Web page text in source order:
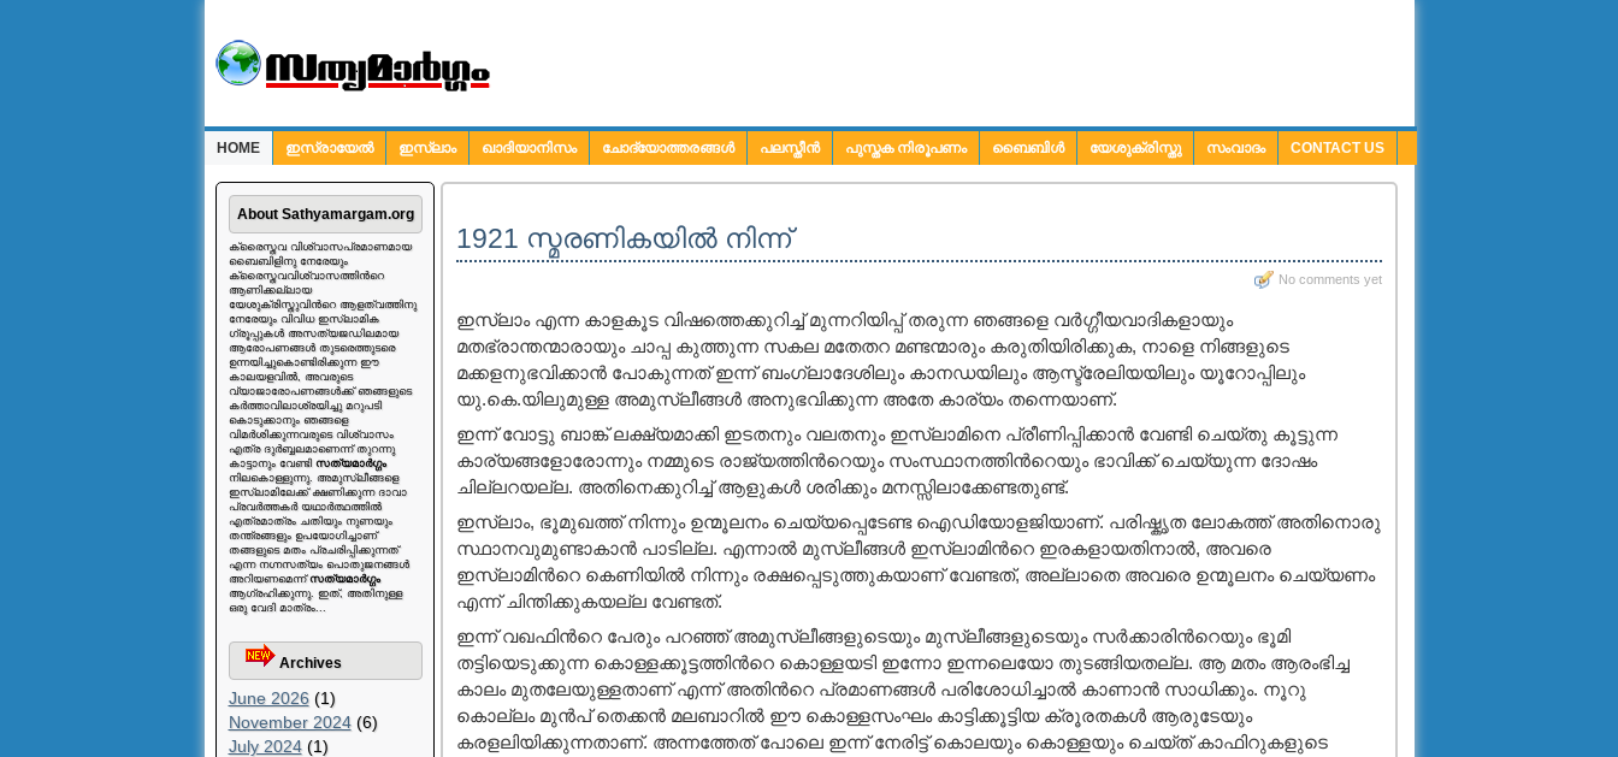
HOME ഇസ്രായേല്‍ ഇസ്ലാം ഖാദിയാനിസം ചോദ്യോത്തരങ്ങള്‍ പലസ്തീന്‍ പുസ്തക നിരൂപണം ബൈബിള്‍ യേശുക്രിസ്തു സംവാദം
CONTACT US
ചോദ്യങ്ങള്‍
About Sathyamargam.org
ക്രൈസ്തവ വിശ്വാസപ്രമാണമായ
ബൈബിളിനു നേരേയും
ക്രൈസ്തവവിശ്വാസത്തിന്‍റെ
ആണിക്കല്ലായ
യേശുക്രിസ്തുവിന്‍റെ ആളത്വത്തിനു
നേരേയും വിവിധ ഇസ്ലാമിക
ഗ്രൂപ്പുകള്‍ അസത്യജഡിലമായ
ആരോപണങ്ങള്‍ തുടരെത്തുടരെ
ഉന്നയിച്ചുകൊണ്ടിരിക്കുന്ന ഈ
കാലയളവില്‍, അവരുടെ
വ്യാജാരോപണങ്ങള്‍ക്ക് ഞങ്ങളുടെ
കര്‍ത്താവിലാശ്രയിച്ചു മറുപടി
കൊടുക്കാനും ഞങ്ങളെ
വിമര്‍ശിക്കുന്നവരുടെ വിശ്വാസം
എത്ര ദുര്‍ബ്ബലമാണെന്ന് തുറന്നു
കാട്ടാനും വേണ്ടി സത്യമാര്‍ഗ്ഗം
നിലകൊള്ളുന്നു. അമുസ്ലീങ്ങളെ
ഇസ്ലാമിലേക്ക് ക്ഷണിക്കുന്ന ദാവാ
പ്രവര്‍ത്തകര്‍ യഥാര്‍ത്ഥത്തില്‍
എത്രമാത്രം ചതിയും നുണയും
തന്ത്രങ്ങളും ഉപയോഗിച്ചാണ്
തങ്ങളുടെ മതം പ്രചരിപ്പിക്കുന്നത്
എന്ന നഗ്നസത്യം പൊതുജനങ്ങള്‍
അറിയണമെന്ന്സത്യമാര്‍ഗ്ഗം
ആഗ്രഹിക്കുന്നു. ഇത്, അതിനുള്ള
ഒരു വേദി മാത്രം...
Archives
June 2026(1)
November 2024(6)
July 2024(1)
1921 സ്മരണികയില്‍ നിന്ന്
No comments yet
ഇസ്ലാം എന്ന കാളകൂട വിഷത്തെക്കുറിച്ച് മുന്നറിയിപ്പ് തരുന്ന ഞങ്ങളെ വർഗ്ഗീയവാദികളായും
മതഭ്രാന്തന്മാരായും ചാപ്പ കുത്തുന്ന സകല മതേതറ മണ്ടന്മാരും കരുതിയിരിക്കുക, നാളെ നിങ്ങളുടെ
മക്കളനുഭവിക്കാൻ പോകുന്നത് ഇന്ന് ബംഗ്ലാദേശിലും കാനഡയിലും ആസ്ട്രേലിയയിലും യൂറോപ്പിലും
യു.കെ.യിലുമുള്ള അമുസ്ലീങ്ങള്‍ അനുഭവിക്കുന്ന അതേ കാര്യം തന്നെയാണ്.
ഇന്ന് വോട്ടു ബാങ്ക് ലക്ഷ്യമാക്കി ഇടതനും വലതനും ഇസ്ലാമിനെ പ്രീണിപ്പിക്കാന്‍ വേണ്ടി ചെയ്തു കൂട്ടുന്ന
കാര്യങ്ങളോരോന്നും നമ്മുടെ രാജ്യത്തിന്‍റെയും സംസ്ഥാനത്തിന്‍റെയും ഭാവിക്ക് ചെയ്യുന്ന ദോഷം
ചില്ലറയല്ല. അതിനെക്കുറിച്ച് ആളുകള്‍ ശരിക്കും മനസ്സിലാക്കേണ്ടതുണ്ട്.
ഇസ്ലാം, ഭൂമുഖത്ത് നിന്നും ഉന്മൂലനം ചെയ്യപ്പെടേണ്ട ഐഡിയോളജിയാണ്. പരിഷ്കൃത ലോകത്ത് അതിനൊരു
സ്ഥാനവുമുണ്ടാകാൻ പാടില്ല. എന്നാല്‍ മുസ്ലീങ്ങള്‍ ഇസ്ലാമിന്‍റെ ഇരകളായതിനാല്‍, അവരെ
ഇസ്ലാമിന്‍റെ കെണിയില്‍ നിന്നും രക്ഷപ്പെടുത്തുകയാണ് വേണ്ടത്, അല്ലാതെ അവരെ ഉന്മൂലനം ചെയ്യണം
എന്ന് ചിന്തിക്കുകയല്ല വേണ്ടത്.
ഇന്ന് വഖഫിന്‍റെ പേരും പറഞ്ഞ് അമുസ്ലീങ്ങളുടെയും മുസ്ലീങ്ങളുടെയും സര്‍ക്കാരിന്‍റെയും ഭൂമി
തട്ടിയെടുക്കുന്ന കൊള്ളക്കൂട്ടത്തിന്‍റെ കൊള്ളയടി ഇന്നോ ഇന്നലെയോ തുടങ്ങിയതല്ല. ആ മതം ആരംഭിച്ച
കാലം മുതലേയുള്ളതാണ് എന്ന് അതിന്‍റെ പ്രമാണങ്ങള്‍ പരിശോധിച്ചാല്‍ കാണാന്‍ സാധിക്കും. നൂറു
കൊല്ലം മുന്‍പ് തെക്കന്‍ മലബാറില്‍ ഈ കൊള്ളസംഘം കാട്ടിക്കൂട്ടിയ ക്രൂരതകള്‍ ആരുടേയും
കരളലിയിക്കുന്നതാണ്. അന്നത്തേത് പോലെ ഇന്ന് നേരിട്ട് കൊലയും കൊള്ളയും ചെയ്ത് കാഫിറുകളുടെ